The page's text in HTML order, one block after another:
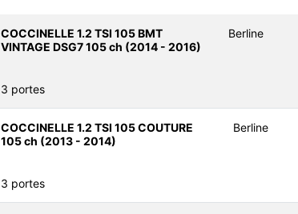
COCCINELLE 1.2 TSI 105 BMT
VINTAGE DSG7 105 ch (2014 - 2016)
Berline
3 portes
COCCINELLE 1.2 TSI 105 COUTURE
105 ch (2013 - 2014)
Berline
3 portes